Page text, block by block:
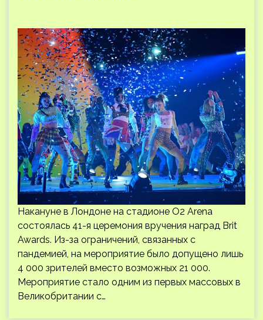
Накануне в Лондоне на стадионе О2 Arena
состоялась 41-я церемония вручения наград Brit
Awards. Из-за ограничений, связанных с
пандемией, на мероприятие было допущено лишь
4 000 зрителей вместо возможных 21 000.
Мероприятие стало одним из первых массовых в
Великобритании с…